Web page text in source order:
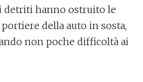
i detriti hanno ostruito le
della auto in sosta,
non poche difficoltà ai